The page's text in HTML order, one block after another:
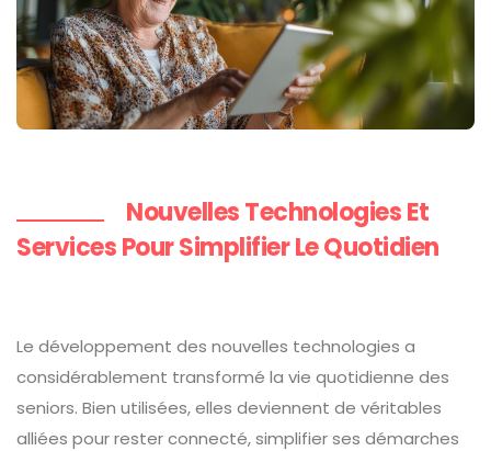
Nouvelles Technologies Et
Services Pour Simplifier Le Quotidien
Le développement des nouvelles technologies a
considérablement transformé la vie quotidienne des
seniors. Bien utilisées, elles deviennent de véritables
alliées pour rester connecté, simplifier ses démarches